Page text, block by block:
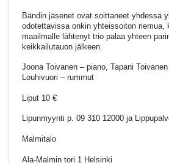
Bändin jäsenet ovat soittaneet yhdessä
odotettavissa onkin yhteissoiton riemua,
maailmalle lähtenyt trio palaa yhteen
keikkailutauon jälkeen.
Joona Toivanen – piano, Tapani
Louhivuori – rummut
Liput 10 €
Lipunmyynti p. 09 310 12000 ja
Malmitalo
Ala-Malmin tori 1 Helsinki